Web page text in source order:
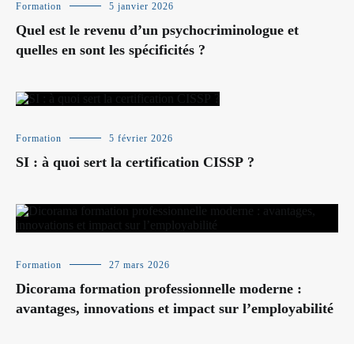
Formation 5 janvier 2026
Quel est le revenu d’un psychocriminologue et
quelles en sont les spécificités ?
Formation 5 février 2026
SI : à quoi sert la certification CISSP ?
Formation 27 mars 2026
Dicorama formation professionnelle moderne :
avantages, innovations et impact sur l’employabilité